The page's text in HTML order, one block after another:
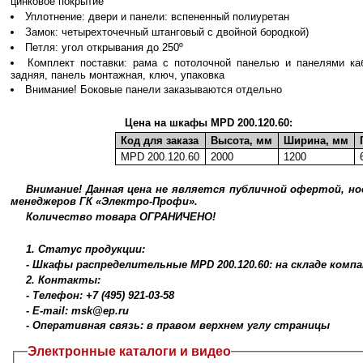
Уплотнение: двери и панели: вспененный полиуретан
Замок: четырехточечный штанговый с двойной бородкой)
Петля: угол открывания до 250º
Комплект поставки: рама с потолочной панелью и панелями
задняя, панель монтажная, ключ, упаковка
Внимание! Боковые панели заказываются отдельно
Цена на шкафы MPD 200.120.60:
Код для заказа
Высота, мм Ширина, мм
MPD 200.120.60
2000 1200
Внимание! Данная цена не является публичной офертой,
менеджеров ГК «Электро-Профи».
Количество товара ОГРАНИЧЕНО!
1. Статус продукции:
- Шкафы распределительные MPD 200.120.60: на складе
2. Контакты:
- Телефон: +7 (495) 921-03-58
- E-mail: msk@ep.ru
- Оперативная связь: в правом верхнем углу страницы
Электронные каталоги и видео